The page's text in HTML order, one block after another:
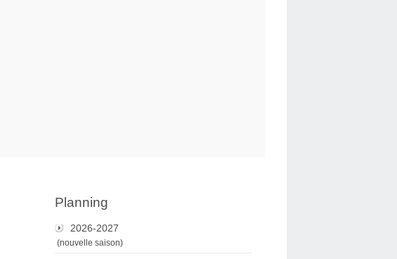
Planning
2026-2027
(nouvelle saison)